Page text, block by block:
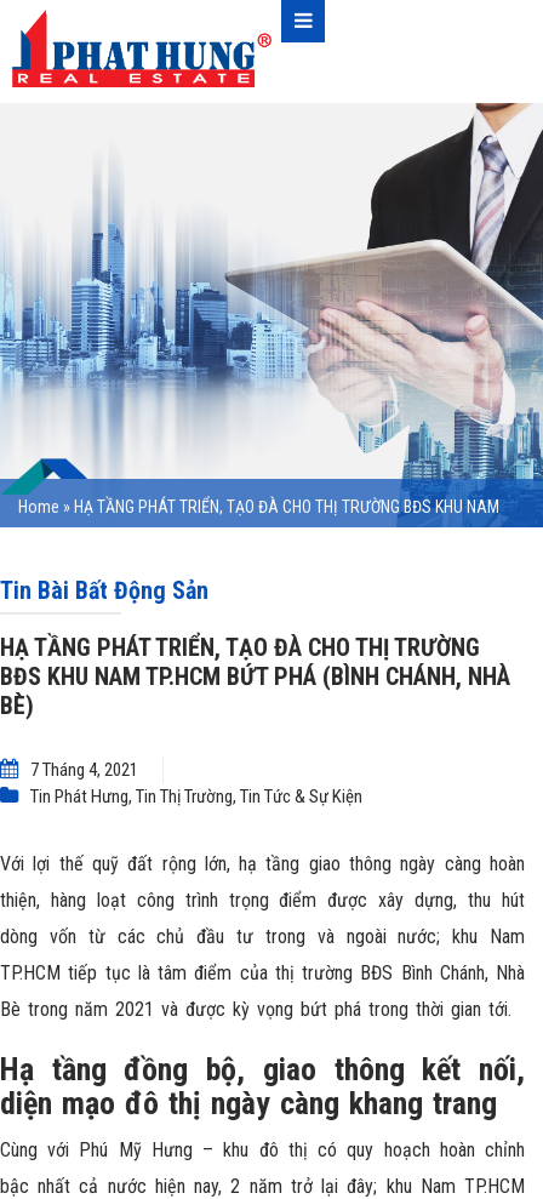
Home » HẠ TẦNG PHÁT TRIỂN, TẠO ĐÀ CHO THỊ TRƯỜNG BĐS KHU NAM
Tin Bài Bất Động Sản
HẠ TẦNG PHÁT TRIỂN, TẠO ĐÀ CHO THỊ TRƯỜNG
BĐS KHU NAM TP.HCM BỨT PHÁ (BÌNH CHÁNH, NHÀ
BÈ)
7 Tháng 4, 2021
Tin Phát Hưng, Tin Thị Trường, Tin Tức & Sự Kiện
Với lợi thế quỹ đất rộng lớn, hạ tầng giao thông ngày càng hoàn
thiện, hàng loạt công trình trọng điểm được xây dựng, thu hút
dòng vốn từ các chủ đầu tư trong và ngoài nước; khu Nam
TP.HCM tiếp tục là tâm điểm của thị trường BĐS Bình Chánh, Nhà
Bè trong năm 2021 và được kỳ vọng bứt phá trong thời gian tới.
Hạ tầng đồng bộ, giao thông kết nối,
diện mạo đô thị ngày càng khang trang
Cùng với Phú Mỹ Hưng – khu đô thị có quy hoạch hoàn chỉnh
bậc nhất cả nước hiện nay, 2 năm trở lại đây; khu Nam TP.HCM